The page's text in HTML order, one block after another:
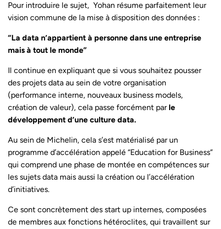
Pour introduire le sujet, Yohan résume parfaitement leur
vision commune de la mise à disposition des données :
“La data n’appartient à personne dans une entreprise
mais à tout le monde”
Il continue en expliquant que si vous souhaitez pousser
des projets data au sein de votre organisation
(performance interne, nouveaux business models,
création de valeur), cela passe forcément parle
développement d’une culture data.
Au sein de Michelin, cela s’est matérialisé par un
programme d’accélération appelé “Education for Business”
qui comprend une phase de montée en compétences sur
les sujets data mais aussi la création ou l’accélération
d’initiatives.
Ce sont concrètement des start up internes, composées
de membres aux fonctions hétéroclites, qui travaillent sur